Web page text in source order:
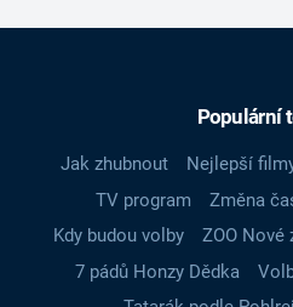
Populární
Jak zhubnout Nejlepší
TV program
Změna
Kdy budou volby
ZOO Nové
7 pádů Honzy Dědka